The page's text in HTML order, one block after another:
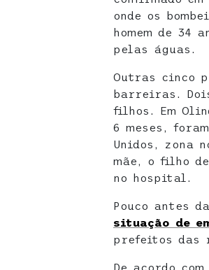
onde os
homem de 34
pelas águas.
Outras cinco
barreiras.
filhos. Em
6 meses,
Unidos, zona
mãe, o filho
no hospital.
Pouco antes
situação de
prefeitos das
De acordo